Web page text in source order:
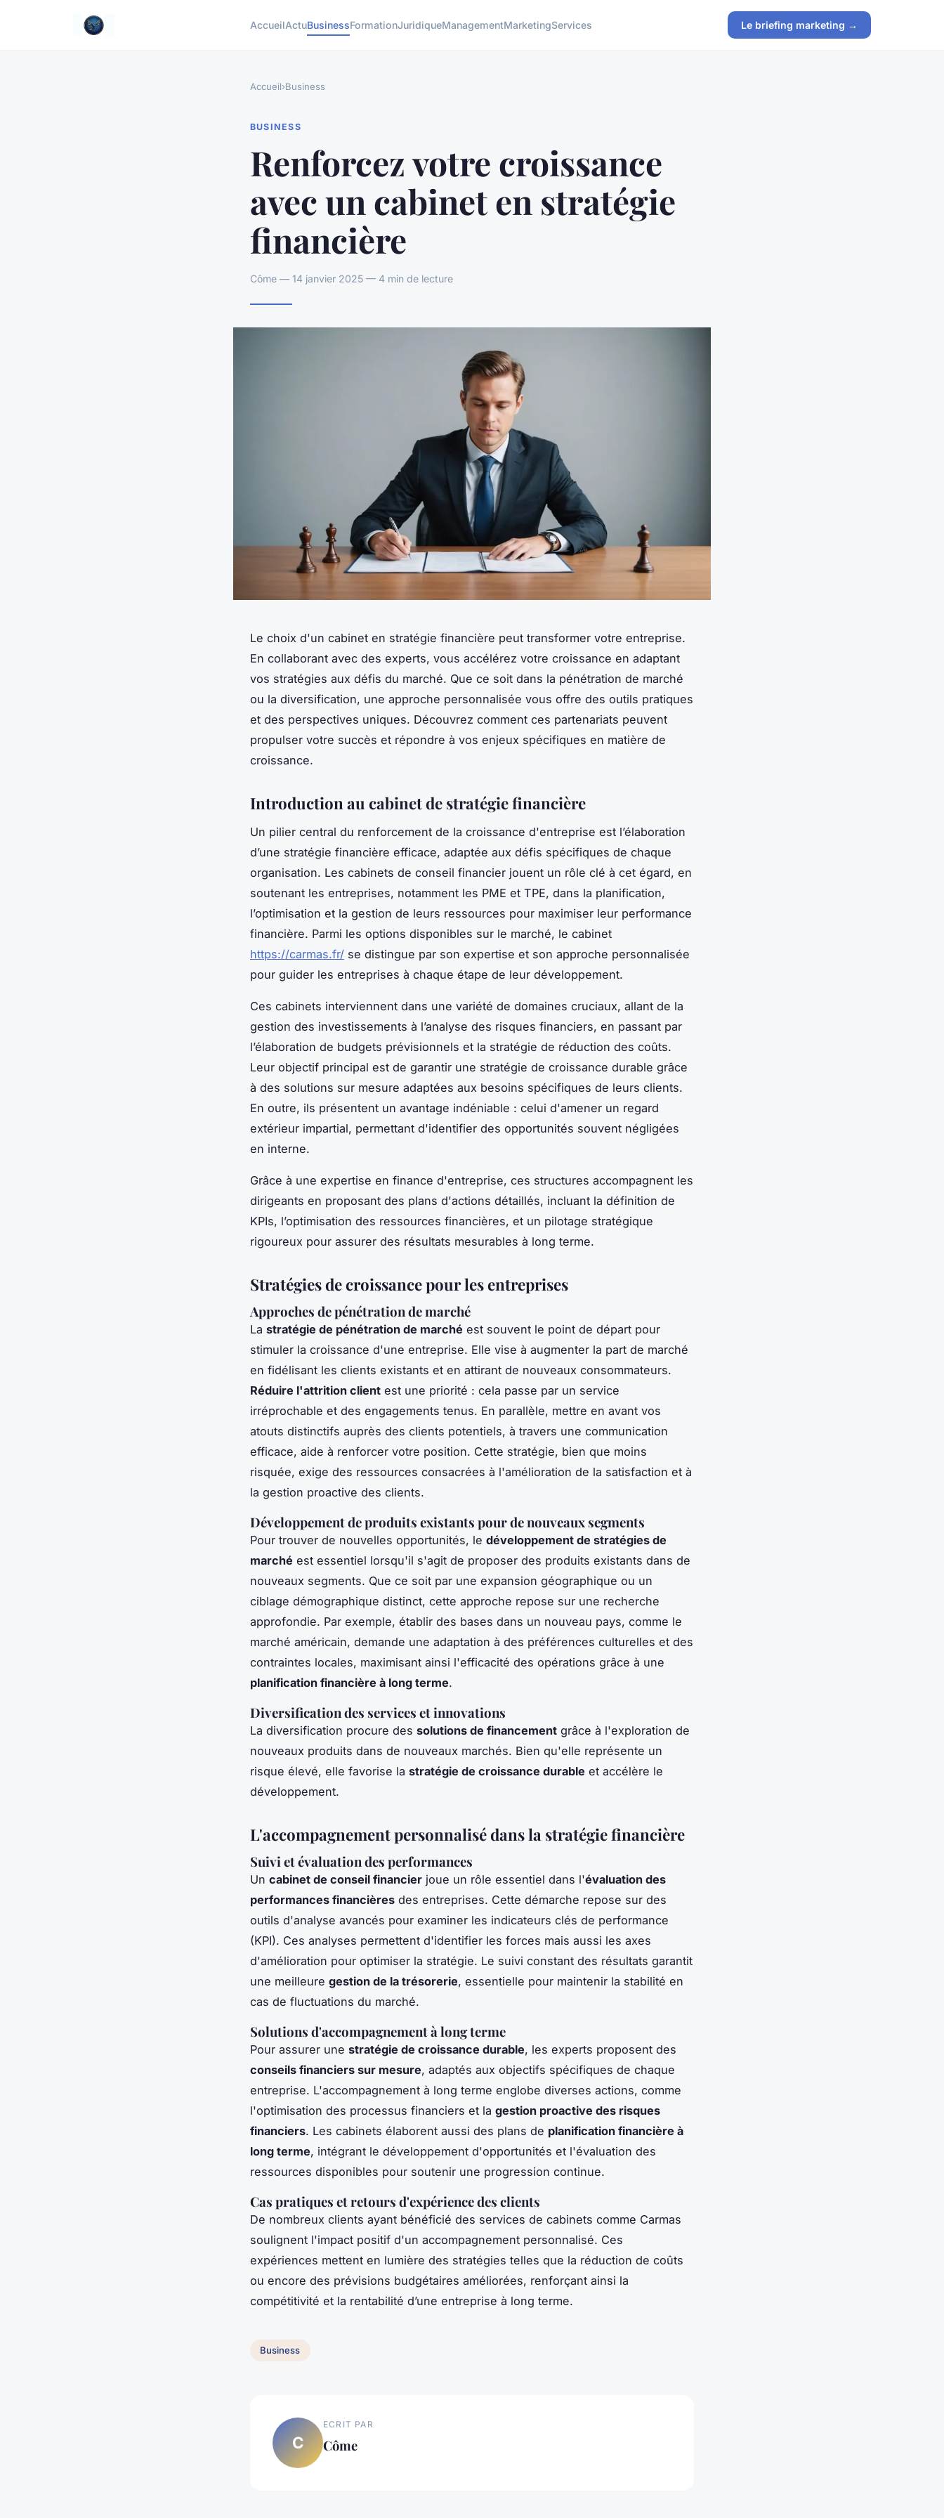
AccueilActuBusinessFormationJuridiqueManagementMarketingServices Le briefing marketing →
Accueil›Business
BUSINESS
Renforcez votre croissance
avec un cabinet en stratégie
financière
Côme — 14 janvier 2025 — 4 min de lecture
Le choix d'un cabinet en stratégie financière peut transformer votre entreprise.
En collaborant avec des experts, vous accélérez votre croissance en adaptant
vos stratégies aux défis du marché. Que ce soit dans la pénétration de marché
ou la diversification, une approche personnalisée vous offre des outils pratiques
et des perspectives uniques. Découvrez comment ces partenariats peuvent
propulser votre succès et répondre à vos enjeux spécifiques en matière de
croissance.
Introduction au cabinet de stratégie financière
Un pilier central du renforcement de la croissance d'entreprise est l’élaboration
d’une stratégie financière efficace, adaptée aux défis spécifiques de chaque
organisation. Les cabinets de conseil financier jouent un rôle clé à cet égard, en
soutenant les entreprises, notamment les PME et TPE, dans la planification,
l’optimisation et la gestion de leurs ressources pour maximiser leur performance
financière. Parmi les options disponibles sur le marché, le cabinet
https://carmas.fr/ se distingue par son expertise et son approche personnalisée
pour guider les entreprises à chaque étape de leur développement.
Ces cabinets interviennent dans une variété de domaines cruciaux, allant de la
gestion des investissements à l’analyse des risques financiers, en passant par
l’élaboration de budgets prévisionnels et la stratégie de réduction des coûts.
Leur objectif principal est de garantir une stratégie de croissance durable grâce
à des solutions sur mesure adaptées aux besoins spécifiques de leurs clients.
En outre, ils présentent un avantage indéniable : celui d'amener un regard
extérieur impartial, permettant d'identifier des opportunités souvent négligées
en interne.
Grâce à une expertise en finance d'entreprise, ces structures accompagnent les
dirigeants en proposant des plans d'actions détaillés, incluant la définition de
KPIs, l’optimisation des ressources financières, et un pilotage stratégique
rigoureux pour assurer des résultats mesurables à long terme.
Stratégies de croissance pour les entreprises
Approches de pénétration de marché
La stratégie de pénétration de marché est souvent le point de départ pour
stimuler la croissance d'une entreprise. Elle vise à augmenter la part de marché
en fidélisant les clients existants et en attirant de nouveaux consommateurs.
Réduire l'attrition client est une priorité : cela passe par un service
irréprochable et des engagements tenus. En parallèle, mettre en avant vos
atouts distinctifs auprès des clients potentiels, à travers une communication
efficace, aide à renforcer votre position. Cette stratégie, bien que moins
risquée, exige des ressources consacrées à l'amélioration de la satisfaction et à
la gestion proactive des clients.
Développement de produits existants pour de nouveaux segments
Pour trouver de nouvelles opportunités, le développement de stratégies de
marché est essentiel lorsqu'il s'agit de proposer des produits existants dans de
nouveaux segments. Que ce soit par une expansion géographique ou un
ciblage démographique distinct, cette approche repose sur une recherche
approfondie. Par exemple, établir des bases dans un nouveau pays, comme le
marché américain, demande une adaptation à des préférences culturelles et des
contraintes locales, maximisant ainsi l'efficacité des opérations grâce à une
planification financière à long terme.
Diversification des services et innovations
La diversification procure des solutions de financement grâce à l'exploration de
nouveaux produits dans de nouveaux marchés. Bien qu'elle représente un
risque élevé, elle favorise la stratégie de croissance durable et accélère le
développement.
L'accompagnement personnalisé dans la stratégie financière
Suivi et évaluation des performances
Un cabinet de conseil financier joue un rôle essentiel dans l'évaluation des
performances financières des entreprises. Cette démarche repose sur des
outils d'analyse avancés pour examiner les indicateurs clés de performance
(KPI). Ces analyses permettent d'identifier les forces mais aussi les axes
d'amélioration pour optimiser la stratégie. Le suivi constant des résultats garantit
une meilleure gestion de la trésorerie, essentielle pour maintenir la stabilité en
cas de fluctuations du marché.
Solutions d'accompagnement à long terme
Pour assurer une stratégie de croissance durable, les experts proposent des
conseils financiers sur mesure, adaptés aux objectifs spécifiques de chaque
entreprise. L'accompagnement à long terme englobe diverses actions, comme
l'optimisation des processus financiers et la gestion proactive des risques
financiers. Les cabinets élaborent aussi des plans de planification financière à
long terme, intégrant le développement d'opportunités et l'évaluation des
ressources disponibles pour soutenir une progression continue.
Cas pratiques et retours d'expérience des clients
De nombreux clients ayant bénéficié des services de cabinets comme Carmas
soulignent l'impact positif d'un accompagnement personnalisé. Ces
expériences mettent en lumière des stratégies telles que la réduction de coûts
ou encore des prévisions budgétaires améliorées, renforçant ainsi la
compétitivité et la rentabilité d’une entreprise à long terme.
Business
C
ECRIT PAR
Côme